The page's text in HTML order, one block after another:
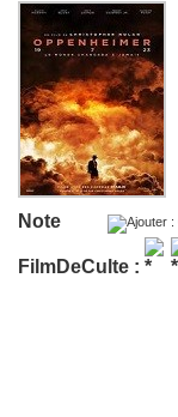
Note
FilmDeCulte :